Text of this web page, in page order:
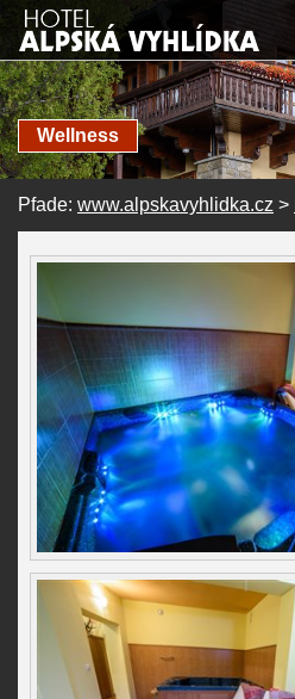
Wellness
Pfade: www.alpskavyhlidka.cz >